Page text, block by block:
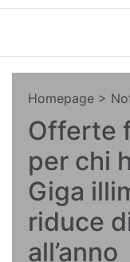
Homepage >
Offerte
per chi
Giga
riduce
all’anno